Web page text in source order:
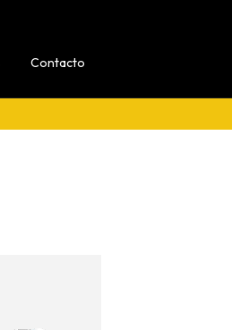
Contacto